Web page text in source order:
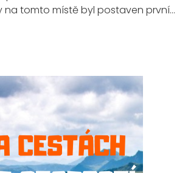
na tomto místě byl postaven první